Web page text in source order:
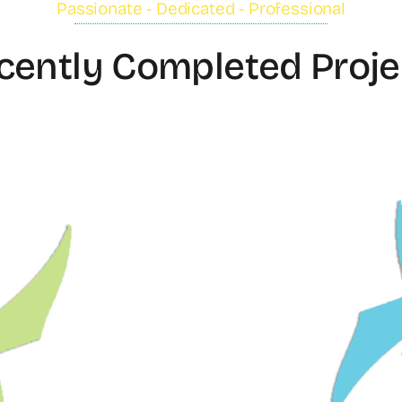
Passionate - Dedicated - Professional
Completed